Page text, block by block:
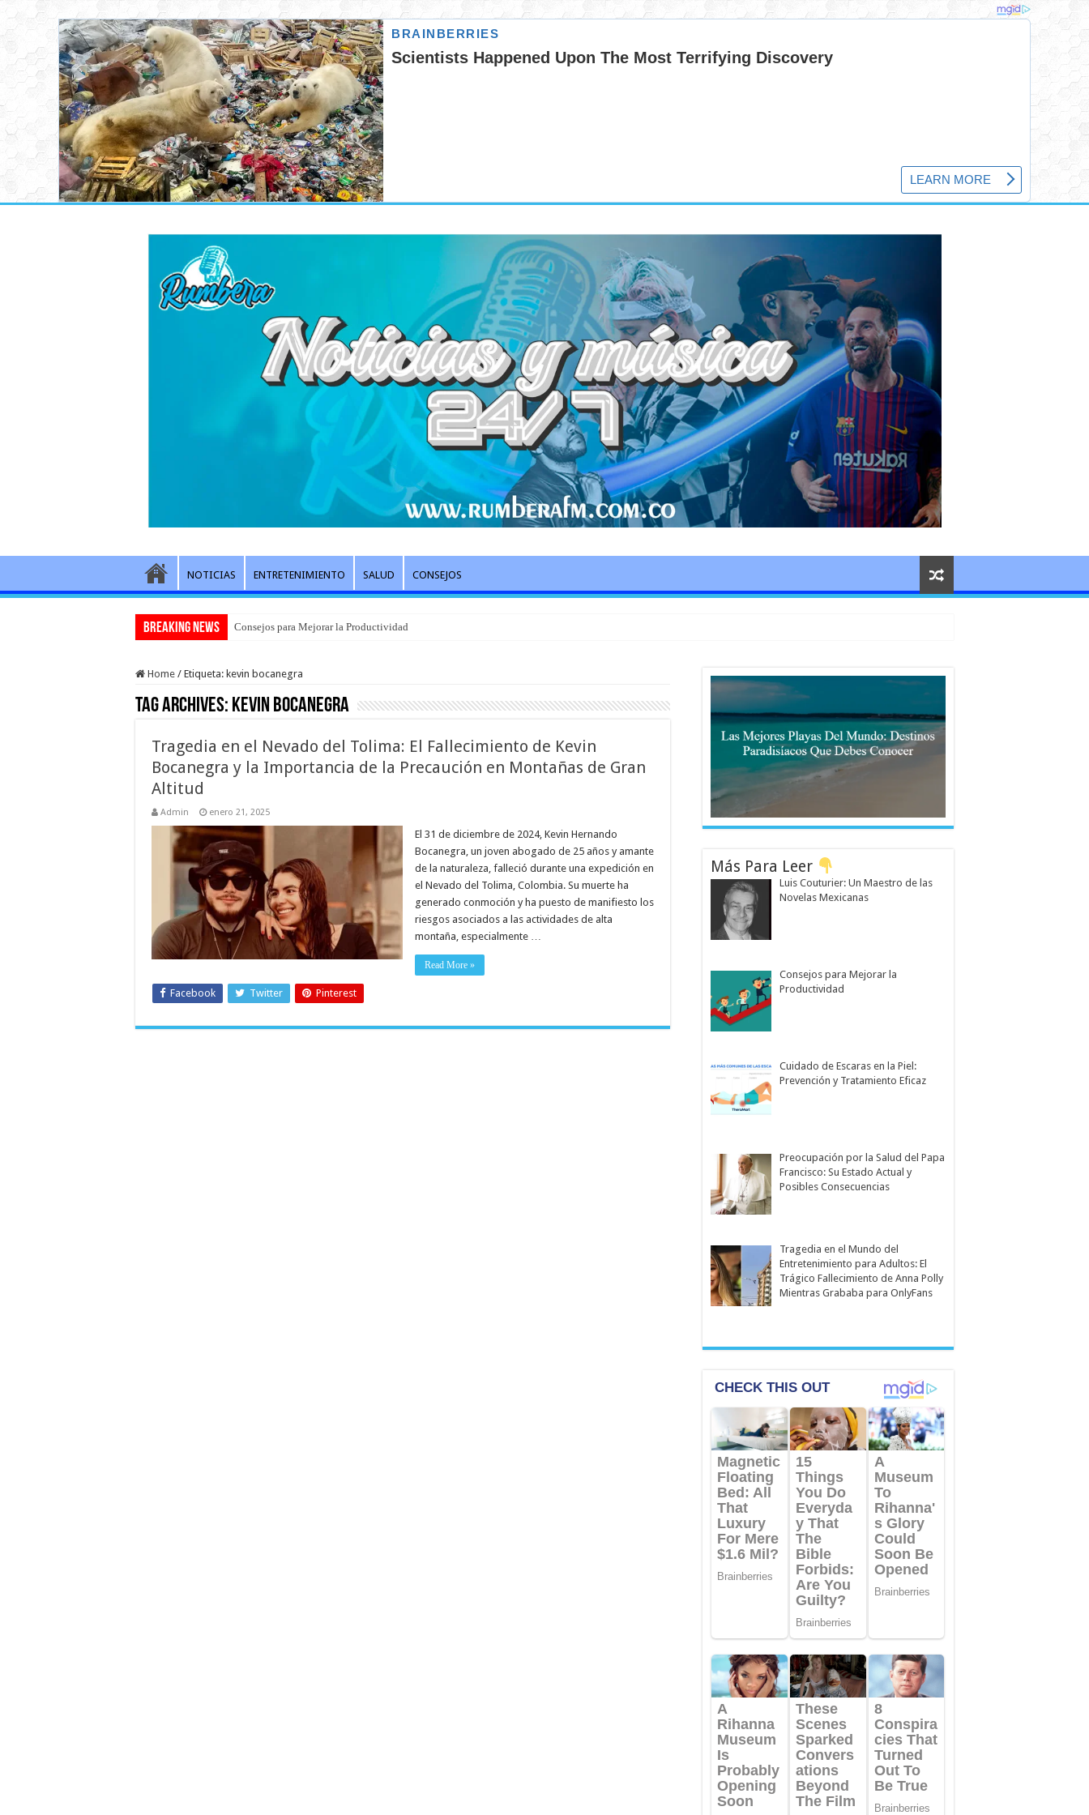
NOTICIAS ENTRETENIMIENTO SALUD CONSEJOS
Breaking News Consejos para Mejorar la Productividad
Home / Etiqueta: kevin bocanegra
Tag Archives: kevin bocanegra
Tragedia en el Nevado del Tolima: El Fallecimiento de Kevin
Bocanegra y la Importancia de la Precaución en Montañas de Gran
Altitud
Admin enero 21, 2025
El 31 de diciembre de 2024, Kevin Hernando
Bocanegra, un joven abogado de 25 años y amante
de la naturaleza, falleció durante una expedición en
el Nevado del Tolima, Colombia. Su muerte ha
generado conmoción y ha puesto de manifiesto los
riesgos asociados a las actividades de alta
montaña, especialmente …
Read More »
Facebook Twitter Pinterest
Más Para Leer
Luis Couturier: Un Maestro de las
Novelas Mexicanas
Consejos para Mejorar la
Productividad
Cuidado de Escaras en la Piel:
Prevención y Tratamiento Eficaz
Preocupación por la Salud del Papa
Francisco: Su Estado Actual y
Posibles Consecuencias
Tragedia en el Mundo del
Entretenimiento para Adultos: El
Trágico Fallecimiento de Anna Polly
Mientras Grababa para OnlyFans